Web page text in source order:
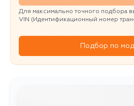
Для максимально точного подбора
VIN (Идентификационный номер
Подбор по